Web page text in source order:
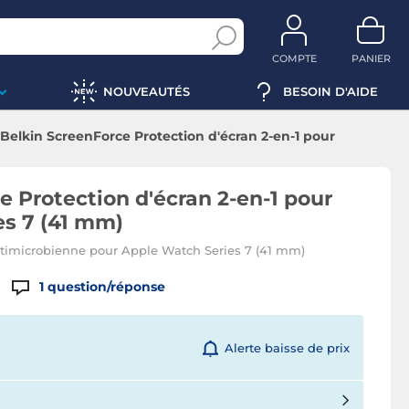
COMPTE PANIER
NOUVEAUTÉS BESOIN D'AIDE
Belkin ScreenForce Protection d'écran 2-en-1 pour
Protection d'écran 2-en-1 pour
7 (41 mm)
pour Apple Watch Series 7 (41 mm)
1 question/réponse
Alerte baisse de prix